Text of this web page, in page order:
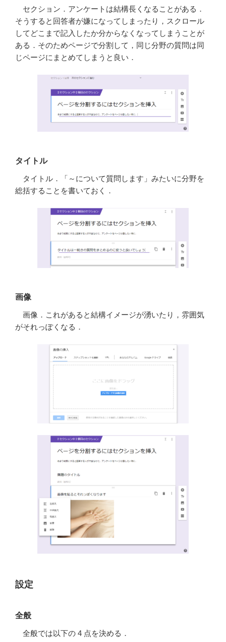
セクション．アンケートは結構長くなることがある．
そうすると回答者が嫌になってしまったり，スクロール
してどこまで記入したか分からなくなってしまうことが
ある．そのためページで分割して，同じ分野の質問は同
じページにまとめてしまうと良い．
タイトル
タイトル．「～について質問します」みたいに分野を
総括することを書いておく．
画像
画像．これがあると結構イメージが湧いたり，雰囲気
がそれっぽくなる．
設定
全般
全般では以下の 4 点を決める．